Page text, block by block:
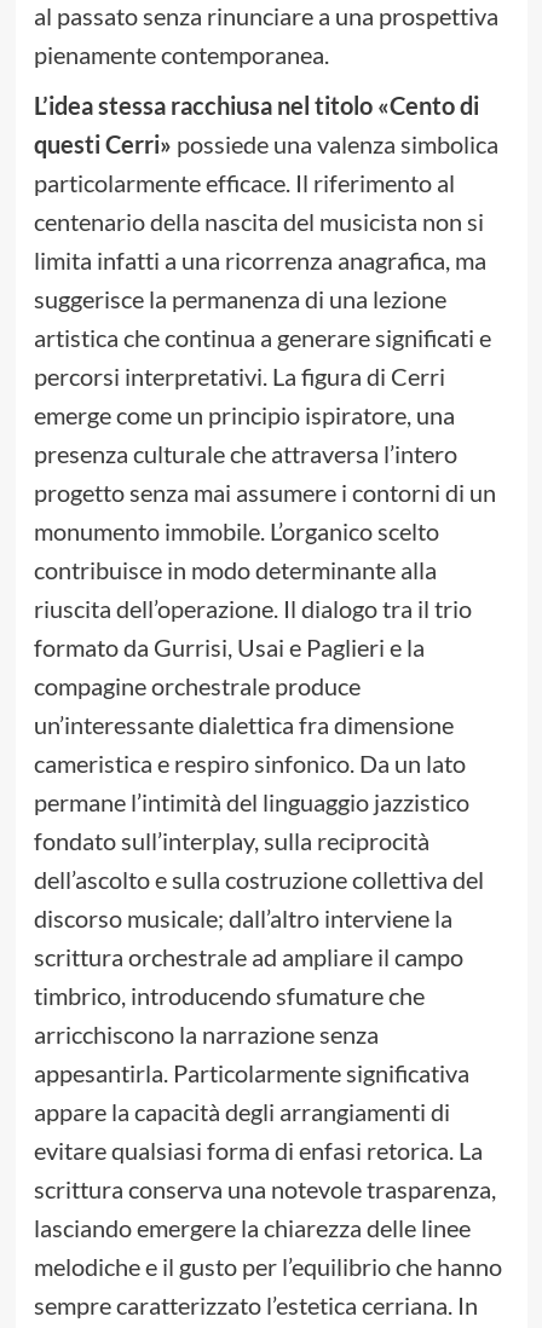
al passato senza rinunciare a una prospettiva
pienamente contemporanea.
L’idea stessa racchiusa nel titolo «Cento di
questi Cerri» possiede una valenza simbolica
particolarmente efficace. Il riferimento al
centenario della nascita del musicista non si
limita infatti a una ricorrenza anagrafica, ma
suggerisce la permanenza di una lezione
artistica che continua a generare significati e
percorsi interpretativi. La figura di Cerri
emerge come un principio ispiratore, una
presenza culturale che attraversa l’intero
progetto senza mai assumere i contorni di un
monumento immobile. L’organico scelto
contribuisce in modo determinante alla
riuscita dell’operazione. Il dialogo tra il trio
formato da Gurrisi, Usai e Paglieri e la
compagine orchestrale produce
un’interessante dialettica fra dimensione
cameristica e respiro sinfonico. Da un lato
permane l’intimità del linguaggio jazzistico
fondato sull’interplay, sulla reciprocità
dell’ascolto e sulla costruzione collettiva del
discorso musicale; dall’altro interviene la
scrittura orchestrale ad ampliare il campo
timbrico, introducendo sfumature che
arricchiscono la narrazione senza
appesantirla. Particolarmente significativa
appare la capacità degli arrangiamenti di
evitare qualsiasi forma di enfasi retorica. La
scrittura conserva una notevole trasparenza,
lasciando emergere la chiarezza delle linee
melodiche e il gusto per l’equilibrio che hanno
sempre caratterizzato l’estetica cerriana. In